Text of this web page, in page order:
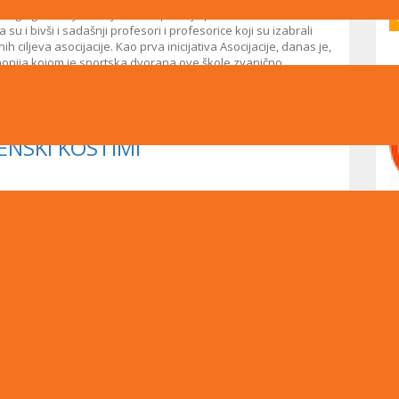
gimnazije Sarajevo. Skupštini je prisustvovalo više od
su i bivši i sadašnji profesori i profesorice koji su izabrali
ciljeva asocijacije. Kao prva inicijativa Asocijacije, danas je,
kojom je sportska dvorana ove škole zvanično
učeniku Druge gimnazije koji je na današnji dan prije
KOSTIMI
I UČENICE DA SVOJIM
UČEŠĆEM DAJU DOPRINOS OSNIVAČKA SKUPŠTINA ALUMNI
2. DECEMBRA Osnivačka skupština Alumni Asocijacije Druge
i učenice Druge gimnazije Sarajevo da svojim učešćem
srednje škole u Bosni i Hercegovini. “Osnivanje